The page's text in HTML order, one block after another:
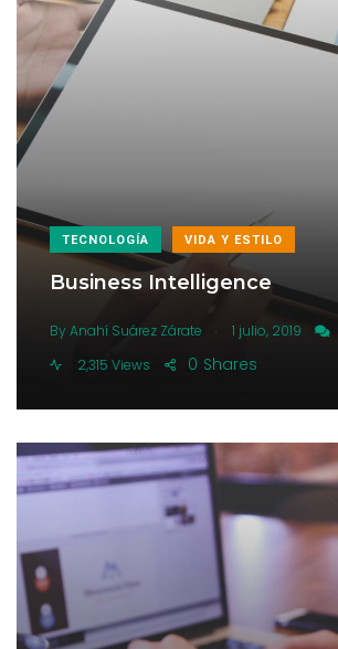
TECNOLOGÍA VIDA Y ESTILO
Business Intelligence
By Anahí Suárez Zárate . 1 julio, 2019
2,315 Views
Shares
0